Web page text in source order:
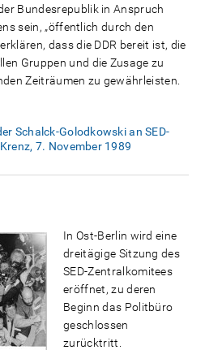
Bundesrepublik in Anspruch
sein, „öffentlich durch den
dass die DDR bereit ist, die
Gruppen und die Zusage zu
Zeiträumen zu gewährleisten.
Schalck-Golodkowski an SED-
7. November 1989
In Ost-Berlin wird eine
dreitägige Sitzung des
SED-Zentralkomitees
eröffnet, zu deren
Beginn das Politbüro
geschlossen
zurücktritt.